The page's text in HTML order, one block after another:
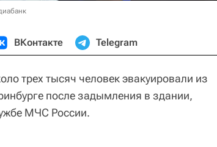
ВКонтакте Telegram
трех тысяч человек эвакуировали из
после задымления в здании,
МЧС России.